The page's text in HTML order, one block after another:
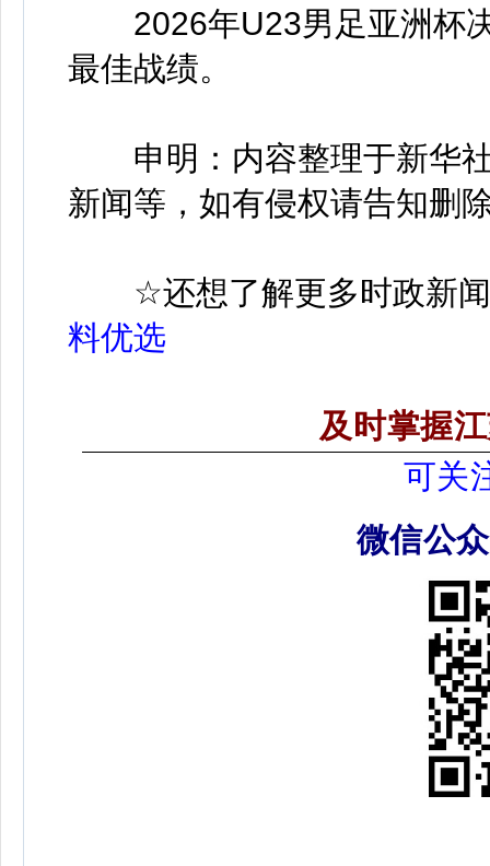
2026年U23男足亚洲杯
最佳战绩。
申明：内容整理于新华社
新闻等，如有侵权请告知删
☆还想了解更多时政新
料优选
及时掌握
可关
微信公